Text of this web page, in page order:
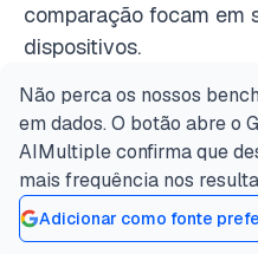
comparação focam em
dispositivos.
Não perca os nossos
em dados. O botão abre o
AIMultiple confirma que
mais frequência nos
Adicionar como fonte